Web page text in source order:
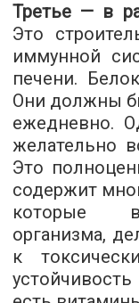
Третье — в
Это
иммунной
печени.
Они должны
ежедневно.
желательно
Это
содержит
которые
организма,
к